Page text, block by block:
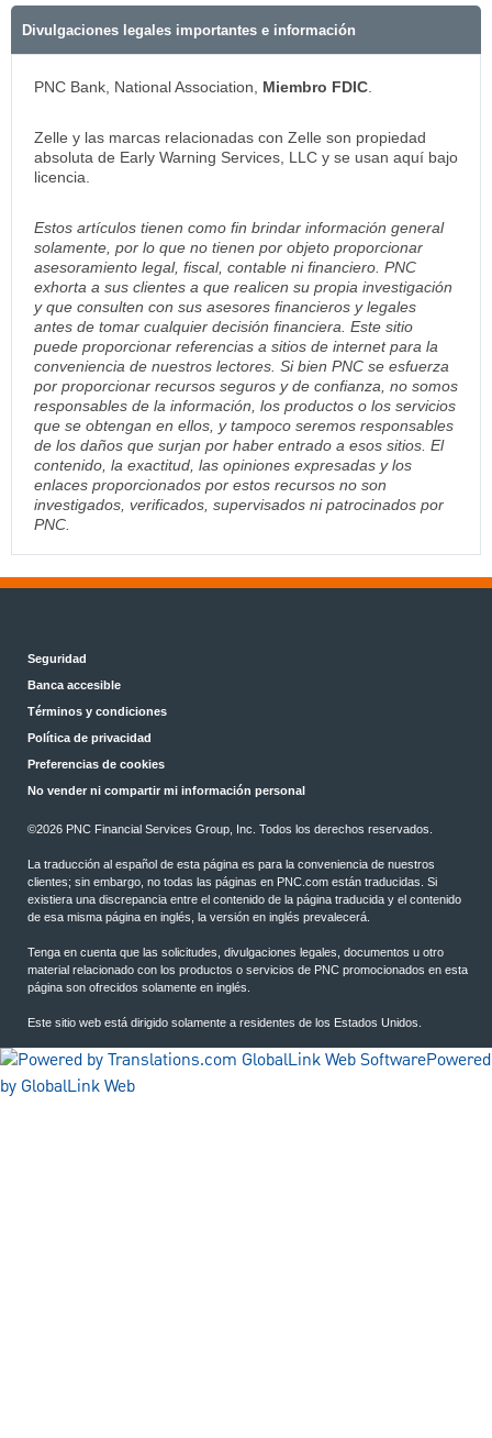
Divulgaciones legales importantes e información
PNC Bank, National Association, Miembro FDIC.
Zelle y las marcas relacionadas con Zelle son propiedad
absoluta de Early Warning Services, LLC y se usan aquí bajo
licencia.
Estos artículos tienen como fin brindar información general
solamente, por lo que no tienen por objeto proporcionar
asesoramiento legal, fiscal, contable ni financiero. PNC
exhorta a sus clientes a que realicen su propia investigación
y que consulten con sus asesores financieros y legales
antes de tomar cualquier decisión financiera. Este sitio
puede proporcionar referencias a sitios de internet para la
conveniencia de nuestros lectores. Si bien PNC se esfuerza
por proporcionar recursos seguros y de confianza, no somos
responsables de la información, los productos o los servicios
que se obtengan en ellos, y tampoco seremos responsables
de los daños que surjan por haber entrado a esos sitios. El
contenido, la exactitud, las opiniones expresadas y los
enlaces proporcionados por estos recursos no son
investigados, verificados, supervisados ni patrocinados por
PNC.
Seguridad
Banca accesible
Términos y condiciones
Política de privacidad
Preferencias de cookies
No vender ni compartir mi información personal
©2026 PNC Financial Services Group, Inc. Todos los derechos reservados.
La traducción al español de esta página es para la conveniencia de nuestros
clientes; sin embargo, no todas las páginas en PNC.com están traducidas. Si
existiera una discrepancia entre el contenido de la página traducida y el contenido
de esa misma página en inglés, la versión en inglés prevalecerá.
Tenga en cuenta que las solicitudes, divulgaciones legales, documentos u otro
material relacionado con los productos o servicios de PNC promocionados en esta
página son ofrecidos solamente en inglés.
Este sitio web está dirigido solamente a residentes de los Estados Unidos.
Powered
by GlobalLink Web